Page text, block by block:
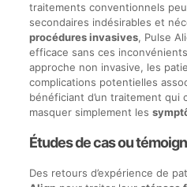
traitements conventionnels
secondaires indésirables et
procédures invasives, Pulse
efficace sans ces
approche non invasive, les
complications potentielles
bénéficiant d’un traitement qui
masquer simplement les
Études de cas ou
Des retours d’expérience de